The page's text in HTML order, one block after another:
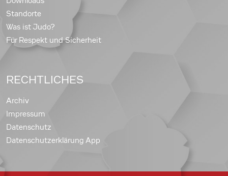
Standorte
Was ist Judo?
Für Respekt und Sicherheit
RECHTLICHES
Archiv
Impressum
Datenschutz
Datenschutzerklärung App